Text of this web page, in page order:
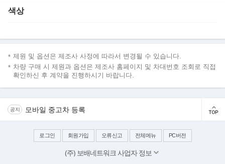
색상
제원 및 옵션은 제조사 사정에 따라서 변경될 수 있습니다.
차량 구매 시 제원과 옵션은 제조사 홈페이지 및 차대번호 조회로 직접
확인하신 후 계약을 진행하시기 바랍니다.
공지 모바일 중고차 등록
로그인 회원가입 오류신고 전체메뉴 PC버전
(주) 보배네트워크 사업자 정보